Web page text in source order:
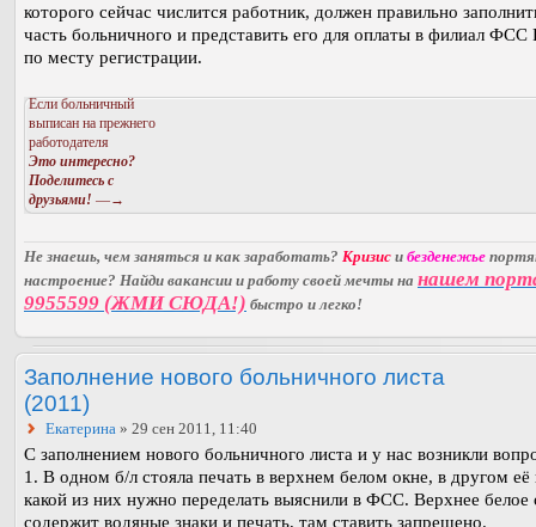
которого сейчас числится работник, должен правильно
часть больничного и представить его для оплаты в филиал ФСС
по месту регистрации.
Если больничный
выписан на прежнего
работодателя
Это интересно?
Поделитесь с
друзьями! —→
Не знаешь, чем заняться и как заработать? Кризис и безденежье
настроение? Найди вакансии и работу своей мечты на нашем
9955599 (ЖМИ СЮДА!) быстро и легко!
Заполнение нового больничного листа
(2011)
Екатерина » 29 сен 2011, 11:40
С заполнением нового больничного листа и у нас возникли
1. В одном б/л стояла печать в верхнем белом окне, в другом
какой из них нужно переделать выяснили в ФСС. Верхнее белое
содержит водяные знаки и печать, там ставить запрещено.